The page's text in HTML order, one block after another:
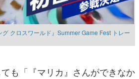
グ クロスワールド』Summer Game Fest トレー
も「『マリカ』さんができなか